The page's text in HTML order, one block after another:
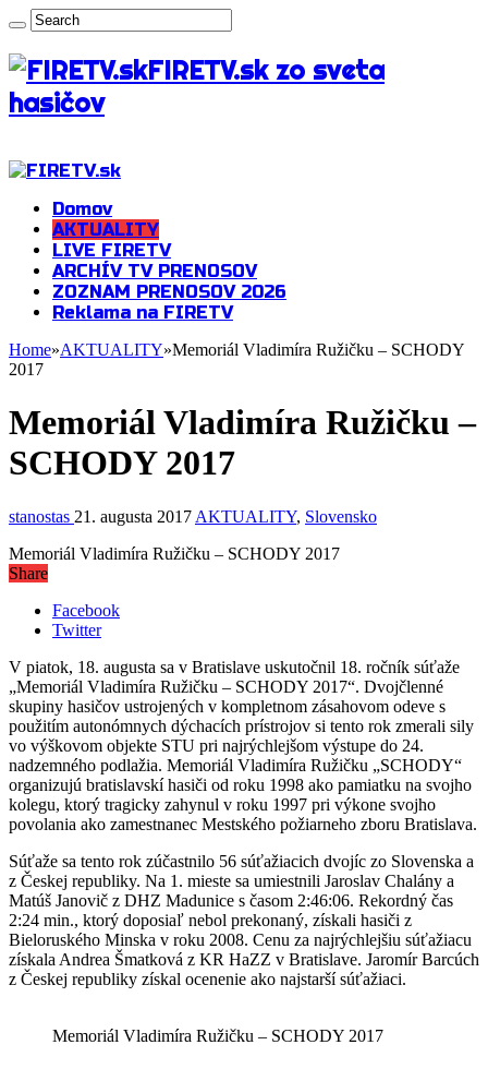
FIRETV.sk zo sveta
hasičov
Domov
AKTUALITY
LIVE FIRETV
ARCHÍV TV PRENOSOV
ZOZNAM PRENOSOV 2026
Reklama na FIRETV
Home»AKTUALITY»Memoriál Vladimíra Ružičku – SCHODY
2017
Memoriál Vladimíra Ružičku –
SCHODY 2017
stanostas 21. augusta 2017 AKTUALITY, Slovensko
Memoriál Vladimíra Ružičku – SCHODY 2017
Share
Facebook
Twitter
V piatok, 18. augusta sa v Bratislave uskutočnil 18. ročník súťaže
„Memoriál Vladimíra Ružičku – SCHODY 2017“. Dvojčlenné
skupiny hasičov ustrojených v kompletnom zásahovom odeve s
použitím autonómnych dýchacích prístrojov si tento rok zmerali sily
vo výškovom objekte STU pri najrýchlejšom výstupe do 24.
nadzemného podlažia. Memoriál Vladimíra Ružičku „SCHODY“
organizujú bratislavskí hasiči od roku 1998 ako pamiatku na svojho
kolegu, ktorý tragicky zahynul v roku 1997 pri výkone svojho
povolania ako zamestnanec Mestského požiarneho zboru Bratislava.
Súťaže sa tento rok zúčastnilo 56 súťažiacich dvojíc zo Slovenska a
z Českej republiky. Na 1. mieste sa umiestnili Jaroslav Chalány a
Matúš Janovič z DHZ Madunice s časom 2:46:06. Rekordný čas
2:24 min., ktorý doposiaľ nebol prekonaný, získali hasiči z
Bieloruského Minska v roku 2008. Cenu za najrýchlejšiu súťažiacu
získala Andrea Šmatková z KR HaZZ v Bratislave. Jaromír Barcúch
z Českej republiky získal ocenenie ako najstarší súťažiaci.
Memoriál Vladimíra Ružičku – SCHODY 2017